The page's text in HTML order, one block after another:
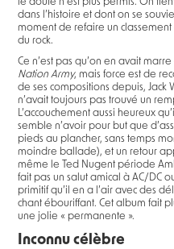
dans l’histoire et dont on se
moment de refaire un classement
du rock.
Ce n’est pas qu’on en avait
Nation Army, mais force est de
de ses compositions depuis, Jack
n’avait toujours pas trouvé un
L’accouchement aussi heureux
semble n’avoir pour but que
pieds au plancher, sans temps
moindre ballade), et un retour
même le Ted Nugent période
fait pas un salut amical à AC/DC
primitif qu’il en a l’air avec des
chant ébouriffant. Cet album fait
une jolie « permanente ».
Inconnu célèbre